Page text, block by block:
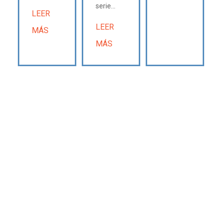
LEER
MÁS
serie...
LEER
MÁS